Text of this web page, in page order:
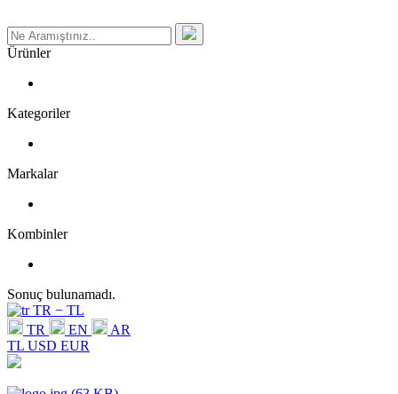
Ürünler
Kategoriler
Markalar
Kombinler
Sonuç bulunamadı.
TR − TL
TR
EN
AR
TL USD EUR